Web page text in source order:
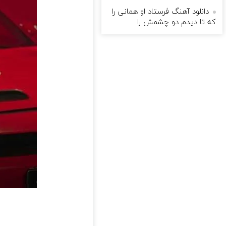
دانلود آهنگ فرستاد او همانی را
که تا دیدم دو چشمش را